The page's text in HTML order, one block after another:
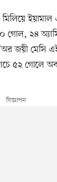
ইয়ামাল
২৪
জয়ী মেসি
৫২ গোলে